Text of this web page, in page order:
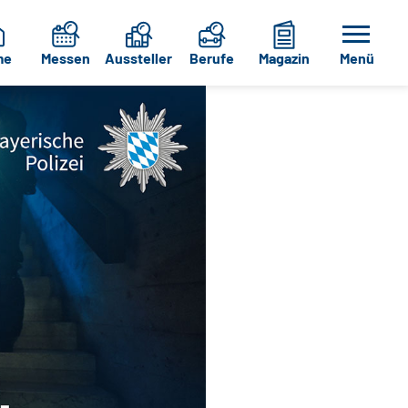
Messen Aussteller Berufe Magazin Menü